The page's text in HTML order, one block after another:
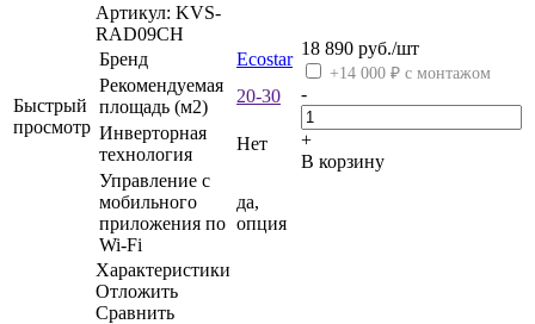
Быстрый
просмотр
Артикул: KVS-
RAD09CH
Бренд
Ecostar
Рекомендуемая
площадь (м2)
20-30
Инверторная
технология
Нет
Управление c
мобильного
приложения по
Wi-Fi
да,
опция
Характеристики
Отложить
Сравнить
18 890 руб./шт
+14 000 ₽ с монтажом
-
+
В корзину